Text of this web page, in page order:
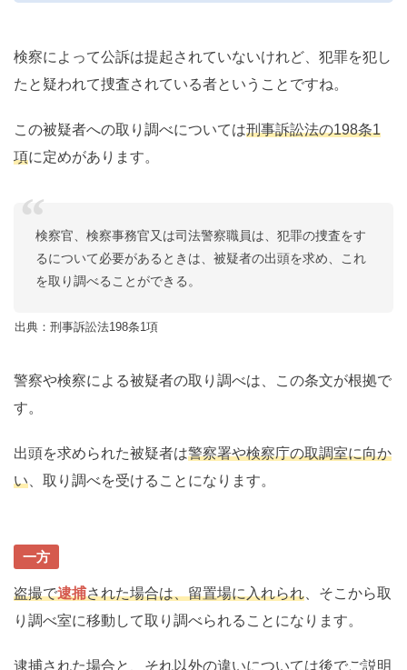
検察によって公訴は提起されていないけれど、犯罪を犯し
たと疑われて捜査されている者ということですね。
この被疑者への取り調べについては刑事訴訟法の198条1
項に定めがあります。
検察官、検察事務官又は司法警察職員は、犯罪の捜査をす
るについて必要があるときは、被疑者の出頭を求め、これ
を取り調べることができる。
出典：刑事訴訟法198条1項
警察や検察による被疑者の取り調べは、この条文が根拠で
す。
出頭を求められた被疑者は警察署や検察庁の取調室に向か
い 、取り調べを受けることになります。
一方
盗撮で逮捕された場合は、留置場に入れられ 、そこから取
り調べ室に移動して取り調べられることになります。
逮捕された場合と、それ以外の違いについては後でご説明